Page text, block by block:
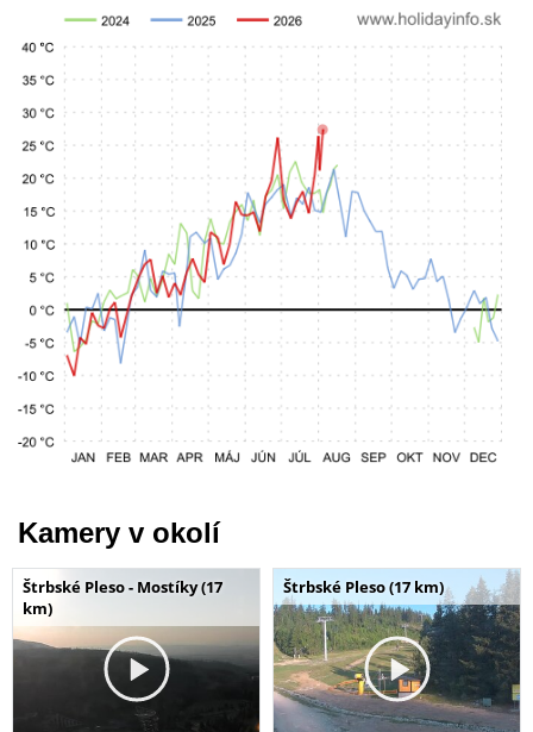
Kamery v okolí
Štrbské Pleso - Mostíky (17
km)
Štrbské Pleso (17 km)